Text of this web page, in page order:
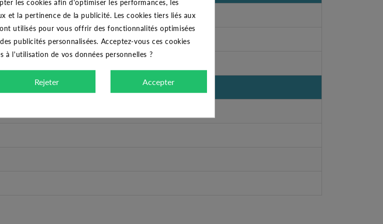
DIMENSIONS
et la pertinence de la publicité. Les cookies tiers liés aux
utilisés pour vous offrir des fonctionnalités optimisées
publicités personnalisées. Acceptez-vous ces cookies
à l'utilisation de vos données personnelles ?
Rejeter Accepter